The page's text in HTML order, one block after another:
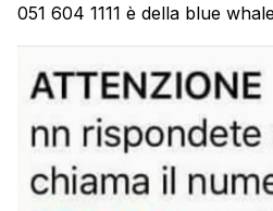
051 604 1111 è della blue